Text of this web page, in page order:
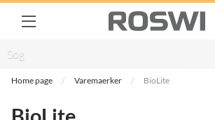
Home page Varemaerker BioLite